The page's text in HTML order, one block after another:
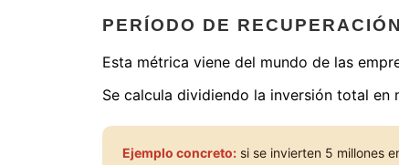
PERÍODO DE
Esta métrica viene del mundo de las
Se calcula dividiendo la inversión total
Ejemplo concreto: si se invierten 5 millones